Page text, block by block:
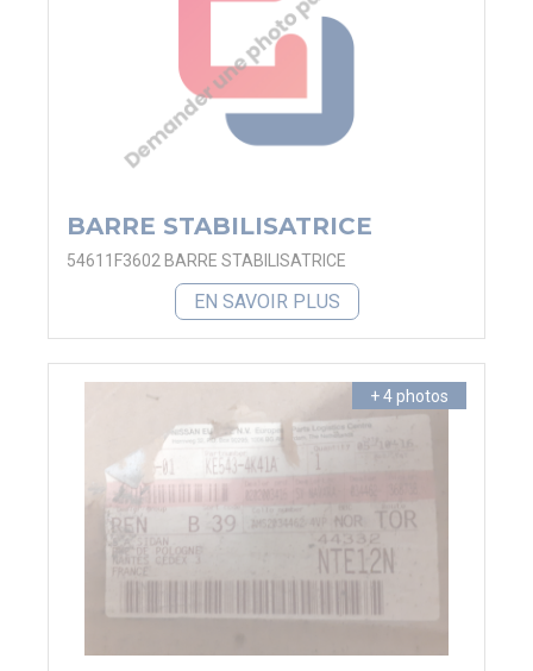
BARRE STABILISATRICE
54611F3602 BARRE STABILISATRICE
EN SAVOIR PLUS
+ 4 photos